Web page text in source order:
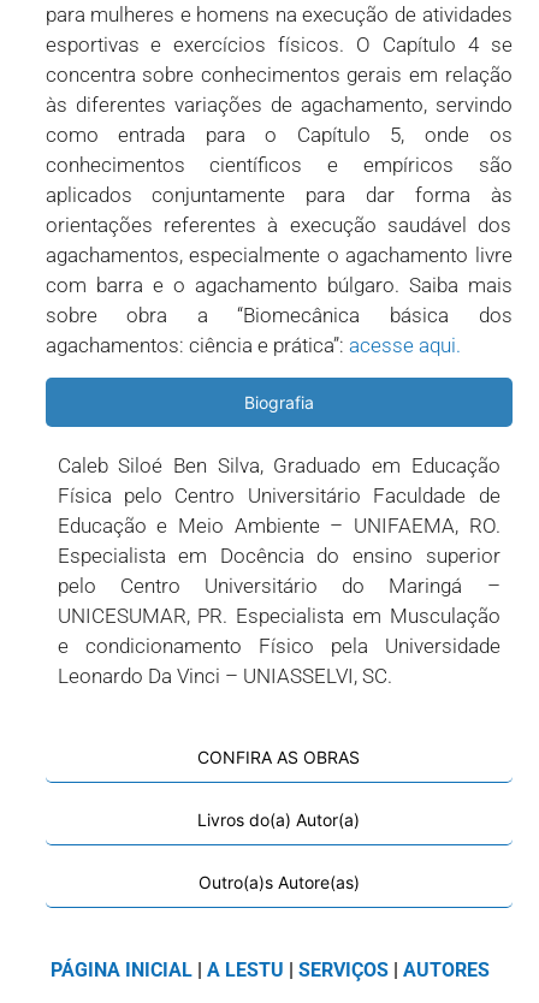
para mulheres e homens na execução de atividades
esportivas e exercícios físicos. O Capítulo 4 se
concentra sobre conhecimentos gerais em relação
às diferentes variações de agachamento, servindo
como entrada para o Capítulo 5, onde os
conhecimentos científicos e empíricos são
aplicados conjuntamente para dar forma às
orientações referentes à execução saudável dos
agachamentos, especialmente o agachamento livre
com barra e o agachamento búlgaro. Saiba mais
sobre obra a “Biomecânica básica dos
agachamentos: ciência e prática”: acesse aqui.
Biografia
CONFIRA AS OBRAS
Livros do(a) Autor(a)
Outro(a)s Autore(as)
Caleb Siloé Ben Silva, Graduado em Educação
Física pelo Centro Universitário Faculdade de
Educação e Meio Ambiente – UNIFAEMA, RO.
Especialista em Docência do ensino superior
pelo Centro Universitário do Maringá –
UNICESUMAR, PR. Especialista em Musculação
e condicionamento Físico pela Universidade
Leonardo Da Vinci – UNIASSELVI, SC.
PÁGINA INICIAL| A LESTU SERVIÇOS| AUTORES